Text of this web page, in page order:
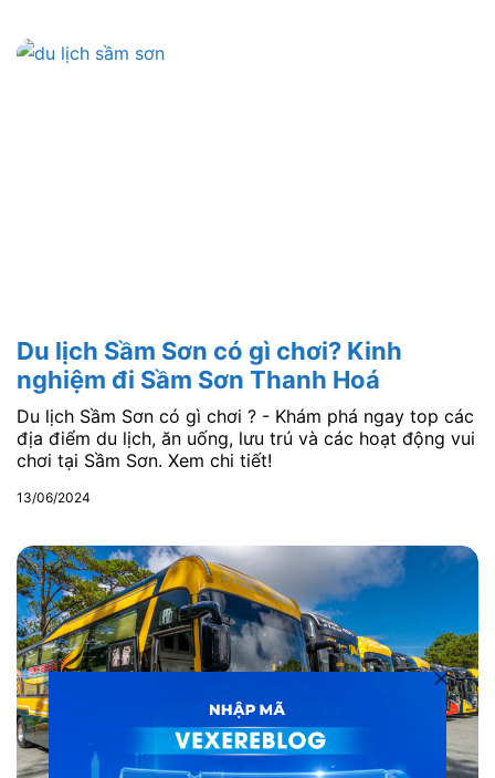
Du lịch Sầm Sơn có gì chơi? Kinh
nghiệm đi Sầm Sơn Thanh Hoá
Du lịch Sầm Sơn có gì chơi ? - Khám phá ngay top các
địa điểm du lịch, ăn uống, lưu trú và các hoạt động vui
chơi tại Sầm Sơn. Xem chi tiết!
13/06/2024